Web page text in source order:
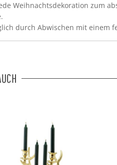
Weihnachtsdekoration zum
durch Abwischen mit einem